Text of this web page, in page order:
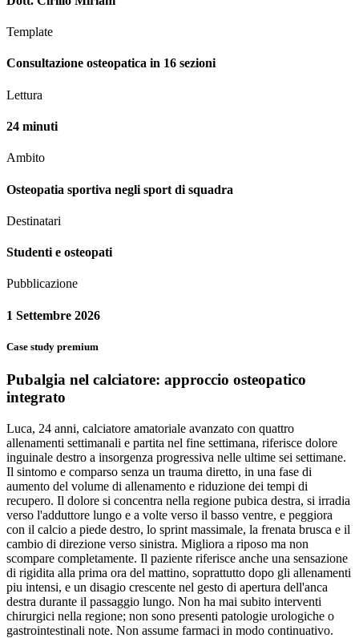
Template
Consultazione osteopatica in 16 sezioni
Lettura
24 minuti
Ambito
Osteopatia sportiva negli sport di squadra
Destinatari
Studenti e osteopati
Pubblicazione
1 Settembre 2026
Case study premium
Pubalgia nel calciatore: approccio osteopatico
integrato
Luca, 24 anni, calciatore amatoriale avanzato con quattro
allenamenti settimanali e partita nel fine settimana, riferisce dolore
inguinale destro a insorgenza progressiva nelle ultime sei settimane.
Il sintomo e comparso senza un trauma diretto, in una fase di
aumento del volume di allenamento e riduzione dei tempi di
recupero. Il dolore si concentra nella regione pubica destra, si irradia
verso l'adduttore lungo e a volte verso il basso ventre, e peggiora
con il calcio a piede destro, lo sprint massimale, la frenata brusca e il
cambio di direzione verso sinistra. Migliora a riposo ma non
scompare completamente. Il paziente riferisce anche una sensazione
di rigidita alla prima ora del mattino, soprattutto dopo gli allenamenti
piu intensi, e un disagio crescente nel gesto di apertura dell'anca
destra durante il passaggio lungo. Non ha mai subito interventi
chirurgici nella regione; non sono presenti patologie urologiche o
gastrointestinali note. Non assume farmaci in modo continuativo.